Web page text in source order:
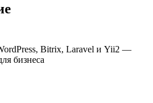
Bitrix, Laravel и Yii2 —
бизнеса